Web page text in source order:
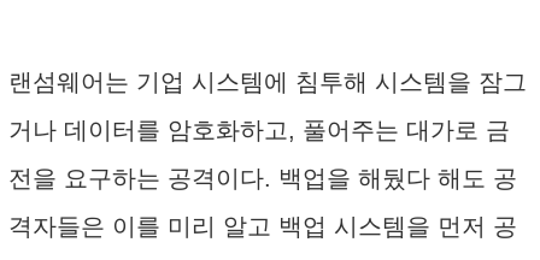
랜섬웨어는 기업 시스템에 침투해 시스템을 잠그
거나 데이터를 암호화하고, 풀어주는 대가로 금
전을 요구하는 공격이다. 백업을 해뒀다 해도 공
격자들은 이를 미리 알고 백업 시스템을 먼저 공